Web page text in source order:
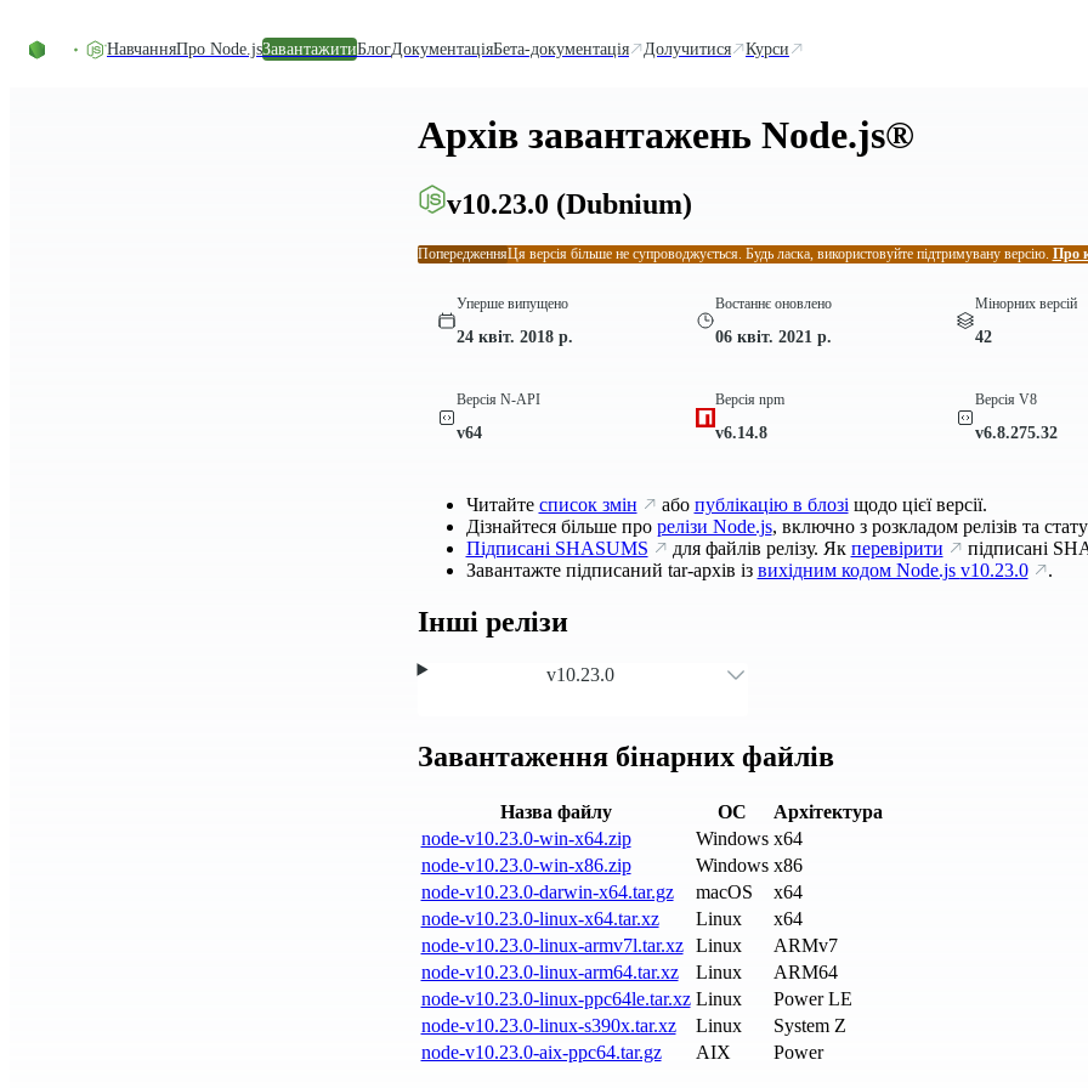
НавчанняПро Node.jsЗавантажитиБлогДокументаціяБета-документація Долучитися Курси
Архів завантажень Node.js®
v10.23.0 (Dubnium)
ПопередженняЦя версія більше не супроводжується. Будь ласка, використовуйте підтримувану версію. Про
Уперше випущено
24 квіт. 2018 р.
Востаннє оновлено
06 квіт. 2021 р.
Мінорних версій
42
Версія N-API
v64
Версія npm
v6.14.8
Версія V8
v6.8.275.32
Читайте список змін або публікацію в блозі щодо цієї версії.
Дізнайтеся більше про релізи Node.js, включно з розкладом релізів та
Підписані SHASUMS
для файлів релізу. Як перевірити
підписані
Завантажте підписаний tar-архів із вихідним кодом Node.js v10.23.0 .
Інші релізи
v10.23.0
Завантаження бінарних файлів
Назва файлу ОС
Архітектура
node-v10.23.0-win-x64.zip
Windows x64
node-v10.23.0-win-x86.zip
Windows x86
node-v10.23.0-darwin-x64.tar.gz
macOS
x64
node-v10.23.0-linux-x64.tar.xz
Linux
x64
node-v10.23.0-linux-armv7l.tar.xz
Linux
ARMv7
node-v10.23.0-linux-arm64.tar.xz
Linux
ARM64
node-v10.23.0-linux-ppc64le.tar.xz Linux
Power LE
node-v10.23.0-linux-s390x.tar.xz
Linux
System Z
node-v10.23.0-aix-ppc64.tar.gz
AIX Power